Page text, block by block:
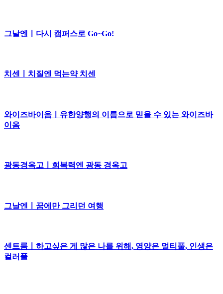
그날엔ㅣ다시 캠퍼스로 Go~Go!
치센ㅣ치질엔 먹는약 치센
와이즈바이옴ㅣ유한양행의 이름으로 믿을 수 있는 와이즈바
이옴
광동경옥고ㅣ회복력엔 광동 경옥고
그날엔ㅣ꿈에만 그리던 여행
센트룸ㅣ하고싶은 게 많은 나를 위해, 영양은 멀티풀, 인생은
컬러풀